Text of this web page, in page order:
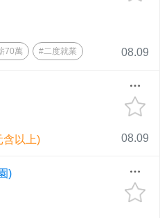
70萬 #二度就業 08.09
含以上)
08.09
)